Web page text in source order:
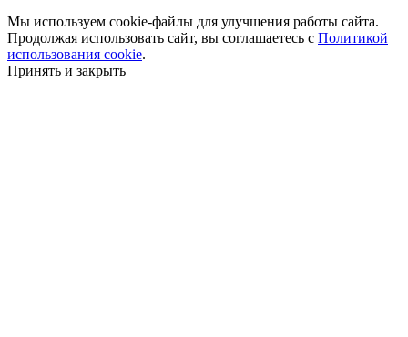
Мы используем cookie-файлы для улучшения работы сайта.
Продолжая использовать сайт, вы соглашаетесь с Политикой
использования cookie.
Принять и закрыть